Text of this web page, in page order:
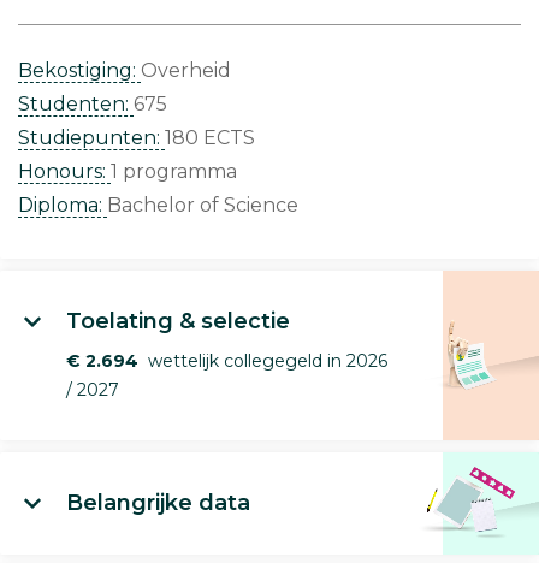
Bekostiging: Overheid
Studenten: 675
Studiepunten: 180 ECTS
Honours: 1 programma
Diploma: Bachelor of Science
Toelating & selectie
€ 2.694 wettelijk collegegeld in 2026
/ 2027
Belangrijke data